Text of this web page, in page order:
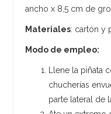
ancho x 8,5 cm de
Materiales: cartón y
Modo de empleo:
Llene la piñata
chucherías
parte lateral de